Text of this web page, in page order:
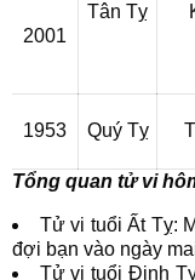
2001
Tân Tỵ
1953 Quý Tỵ
Tổng quan tử vi
Tử vi tuổi Ất Tỵ:
đợi bạn vào ngày
Tử vi tuổi Đinh